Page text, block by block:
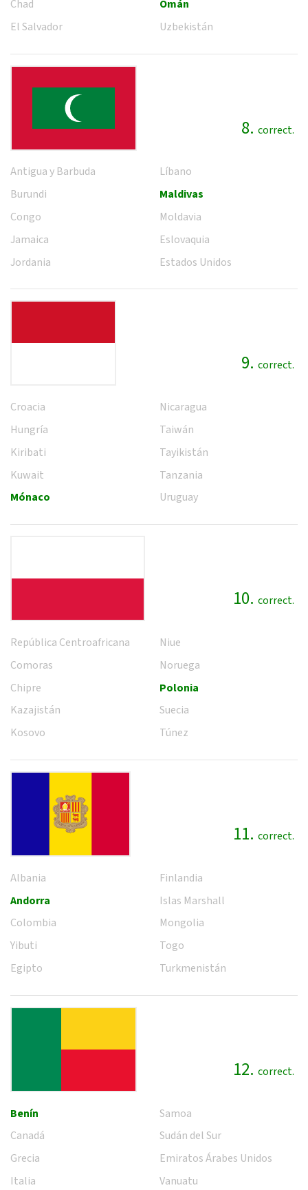
Chad
El Salvador
Omán
Uzbekistán
8. correct.
Antigua y Barbuda
Burundi
Congo
Jamaica
Jordania
Líbano
Maldivas
Moldavia
Eslovaquia
Estados Unidos
9. correct.
Croacia
Hungría
Kiribati
Kuwait
Mónaco
Nicaragua
Taiwán
Tayikistán
Tanzania
Uruguay
10. correct.
República Centroafricana
Comoras
Chipre
Kazajistán
Kosovo
Niue
Noruega
Polonia
Suecia
Túnez
11. correct.
Albania
Andorra
Colombia
Yibuti
Egipto
Finlandia
Islas Marshall
Mongolia
Togo
Turkmenistán
12. correct.
Benín
Canadá
Grecia
Italia
Samoa
Sudán del Sur
Emiratos Árabes Unidos
Vanuatu